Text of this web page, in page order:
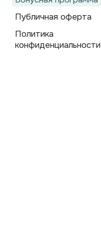
Публичная оферта
Политика
конфиденциальности